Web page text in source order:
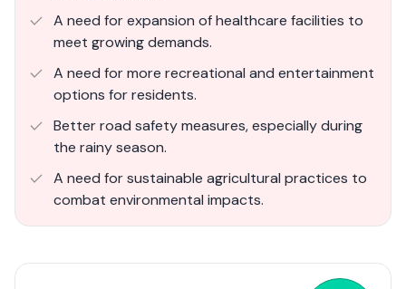
A need for expansion of healthcare facilities to
meet growing demands.
A need for more recreational and entertainment
options for residents.
Better road safety measures, especially during
the rainy season.
A need for sustainable agricultural practices to
combat environmental impacts.